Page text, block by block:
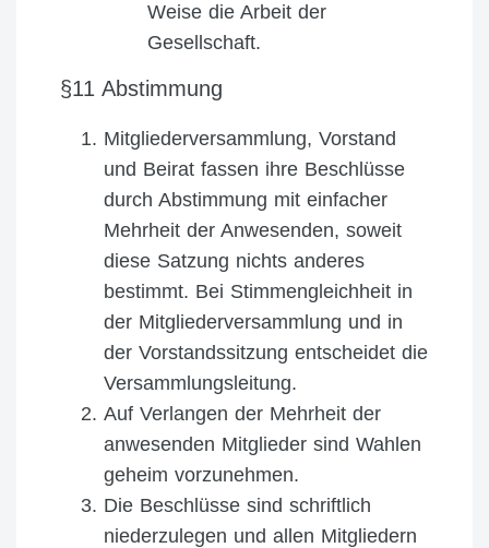
Weise die Arbeit der
Gesellschaft.
§11 Abstimmung
Mitgliederversammlung, Vorstand
und Beirat fassen ihre Beschlüsse
durch Abstimmung mit einfacher
Mehrheit der Anwesenden, soweit
diese Satzung nichts anderes
bestimmt. Bei Stimmengleichheit in
der Mitgliederversammlung und in
der Vorstandssitzung entscheidet die
Versammlungsleitung.
Auf Verlangen der Mehrheit der
anwesenden Mitglieder sind Wahlen
geheim vorzunehmen.
Die Beschlüsse sind schriftlich
niederzulegen und allen Mitgliedern